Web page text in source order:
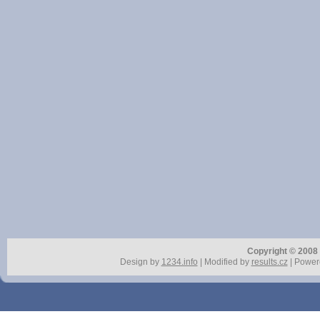
Copyright ©
Design by 1234.info | Modified by results.cz|